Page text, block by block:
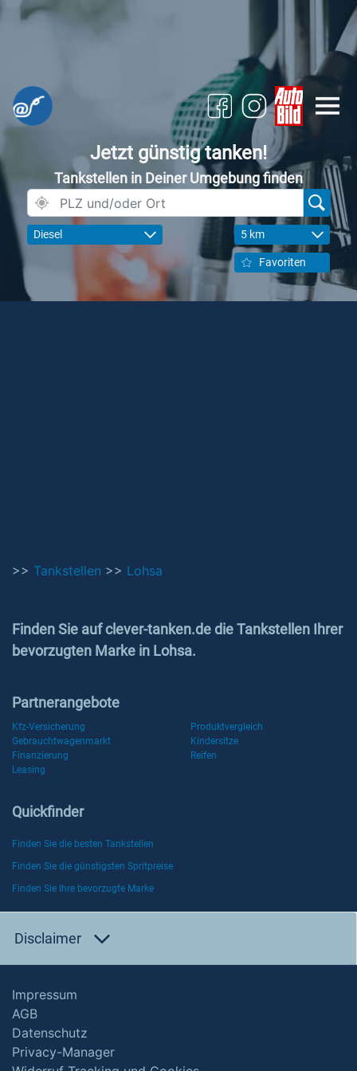
Jetzt günstig tanken!
Tankstellen in Deiner Umgebung finden
Diesel 5 km
Favoriten
>> Tankstellen >> Lohsa
Finden Sie auf clever-tanken.de die Tankstellen Ihrer
bevorzugten Marke in Lohsa.
Partnerangebote
Kfz-Versicherung
Produktvergleich
Gebrauchtwagenmarkt
Kindersitze
Finanzierung
Reifen
Leasing
Quickfinder
Finden Sie die besten Tankstellen
Finden Sie die günstigsten Spritpreise
Finden Sie Ihre bevorzugte Marke
Disclaimer
Impressum
AGB
Datenschutz
Privacy-Manager